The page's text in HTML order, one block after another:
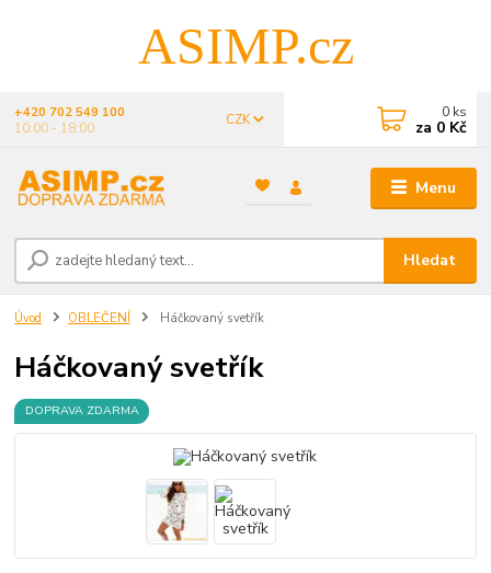
ASIMP.cz
Menu
CZK
Hledat
+420 702 549 100
10:00 - 18:00
0 ks
za 0 Kč
Úvod OBLEČENÍ Háčkovaný svetřík
Háčkovaný svetřík
DOPRAVA ZDARMA